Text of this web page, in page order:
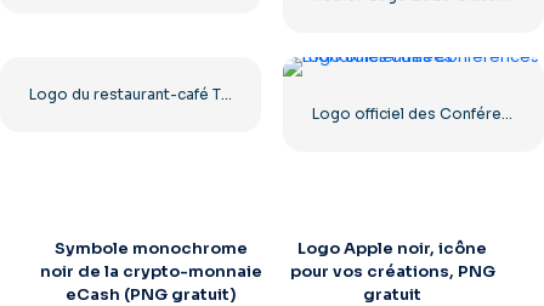
Symbole monochrome
noir de la crypto-monnaie
eCash (PNG gratuit)
Logo Apple noir, icône
pour vos créations, PNG
gratuit